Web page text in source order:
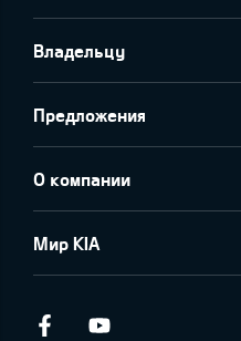
Владельцу
Предложения
О компании
Мир KIA
Facebook